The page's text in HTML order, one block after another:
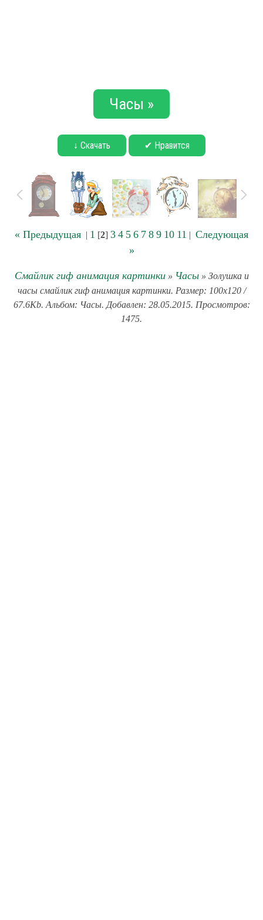
Часы »
↓ Скачать ✔ Нравится
« Предыдущая | 1 [2] 3 4 5 6 7 8 9 10 11 | Следующая
»
Смайлик гиф анимация картинки» Часы» Золушка и
часы смайлик гиф анимация картинки. Размер: 100x120 /
67.6Kb. Альбом: Часы. Добавлен: 28.05.2015. Просмотров:
1475.